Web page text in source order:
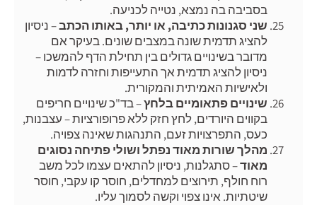
בסביבה בה נמצא, נטייה לכניעה.
שני סגנונות כתיבה, או יותר, באותו הכתב– ניסיון
להציג תדמית שונה במצבים שונים. בעיקר אם
מדובר בשינויים גדולים בין תחילת הדף להמשכו –
ניסיון להציג תדמית אך התעייפות וחזרה לדמות
ולאישיות האמיתית והמקורית.
שינויים פתאומיים בלחץ– בד"כ שינויים חריפים
בקווים היורדים, לחץ חזק ללא פרופורציות – עצבנות,
כעס, התפרצויות זעם, התנהגות שאינה צפויה.
מהלך שורות מאוד נפתל ושולי פתיחה נסוגים
מאוד– סתגלנות, ניסיון להתאים עצמו לכל משב
רוח חולף, תירוצים למחדלים, חוסר קו עקבי, חוסר
שיטתיות. אינו צפוי וקשה לסמוך עליו.